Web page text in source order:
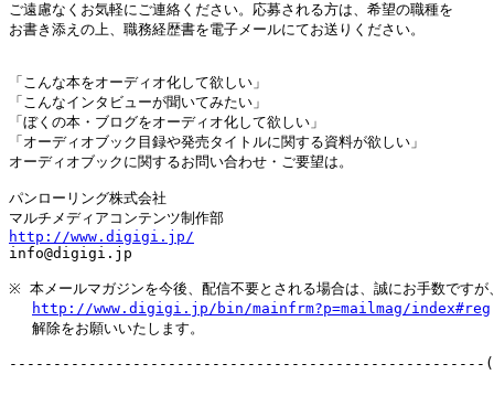
ご遠慮なくお気軽にご連絡ください。応募される方は、希望の職種を
お書き添えの上、職務経歴書を電子メールにてお送りください。
「こんな本をオーディオ化して欲しい」
「こんなインタビューが聞いてみたい」
「ぼくの本・ブログをオーディオ化して欲しい」
「オーディオブック目録や発売タイトルに関する資料が欲しい」
オーディオブックに関するお問い合わせ・ご要望は。
パンローリング株式会社
http://www.digigi.jp/
info@digigi.jp
※ 本メールマガジンを今後、配信不要とされる場合は、誠にお手数ですが
http://www.digigi.jp/bin/mainfrm?p=mailmag/index#reg
解除をお願いいたします。